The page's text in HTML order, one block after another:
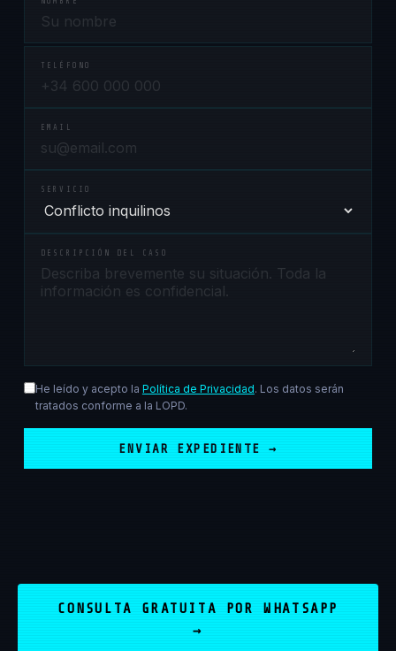
TELÉFONO
EMAIL
SERVICIO
DESCRIPCIÓN DEL CASO
He leído y acepto la Política de Privacidad. Los datos serán
tratados conforme a la LOPD.
ENVIAR EXPEDIENTE →
CONSULTA GRATUITA POR WHATSAPP
→